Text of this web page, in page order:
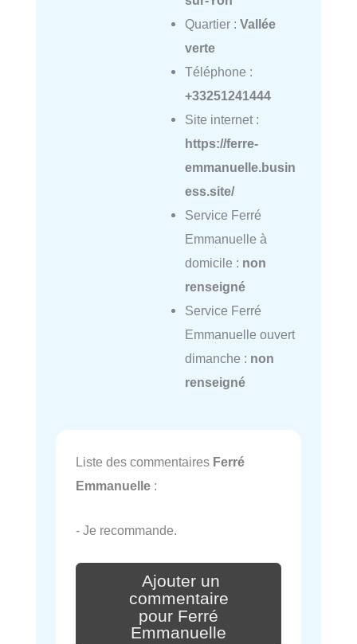
Quartier : Vallée
verte
Téléphone :
+33251241444
Site internet :
https://ferre-
emmanuelle.busin
ess.site/
Service Ferré
Emmanuelle à
domicile : non
renseigné
Service Ferré
Emmanuelle ouvert
dimanche : non
renseigné
Liste des commentaires Ferré
Emmanuelle :
- Je recommande.
Ajouter un
commentaire
pour Ferré
Emmanuelle